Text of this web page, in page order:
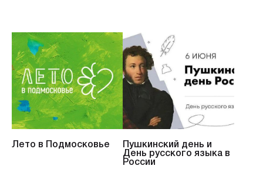
Лето в Подмосковье
Пушкинский день и
День русского языка в
России